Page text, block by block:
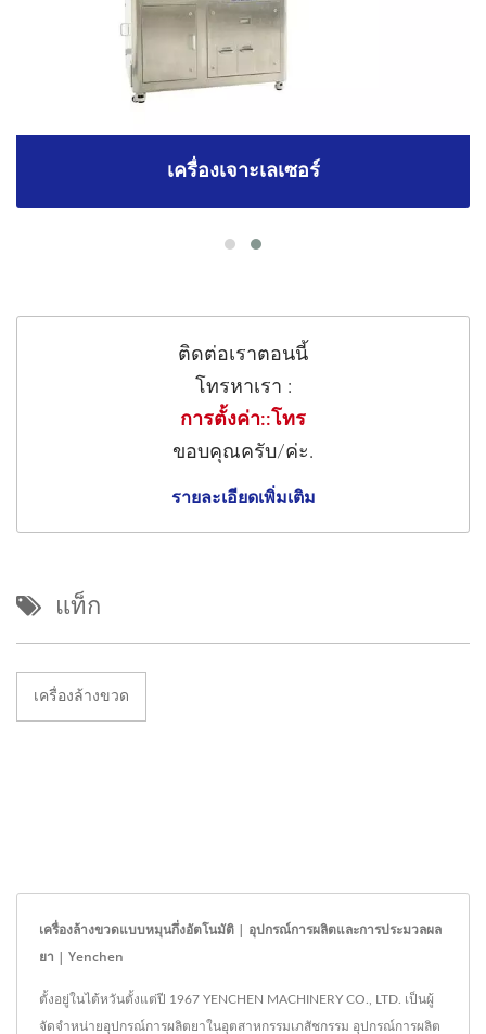
เครื่องเจาะเลเซอร์
ติดต่อเราตอนนี้
โทรหาเรา :
การตั้งค่า::โทร
ขอบคุณครับ/ค่ะ.
รายละเอียดเพิ่มเติม
แท็ก
เครื่องล้างขวด
เครื่องล้างขวดแบบหมุนกึ่งอัตโนมัติ | อุปกรณ์การผลิตและการประมวลผล
ยา | Yenchen
ตั้งอยู่ในไต้หวันตั้งแต่ปี 1967 YENCHEN MACHINERY CO., LTD. เป็นผู้
จัดจำหน่ายอุปกรณ์การผลิตยาในอุตสาหกรรมเภสัชกรรม อุปกรณ์การผลิต